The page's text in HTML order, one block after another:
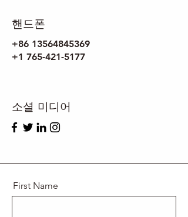
핸드폰
+86 13564845369
+1 765-421-5177
소셜 미디어
First Name